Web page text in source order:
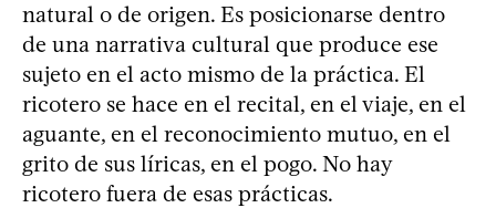
natural o de origen. Es posicionarse dentro
de una narrativa cultural que produce ese
sujeto en el acto mismo de la práctica. El
ricotero se hace en el recital, en el viaje, en el
aguante, en el reconocimiento mutuo, en el
grito de sus líricas, en el pogo. No hay
ricotero fuera de esas prácticas.